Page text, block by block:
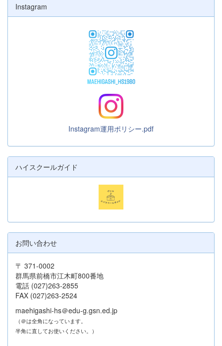
Instagram
Instagram運用ポリシー.pdf
ハイスクールガイド
お問い合わせ
〒 371-0002
群馬県前橋市江木町800番地
電話 (027)263-2855
FAX (027)263-2524
maehigashi-hs＠edu-g.gsn.ed.jp
（＠は全角になっています。
半角に直してお使いください。）